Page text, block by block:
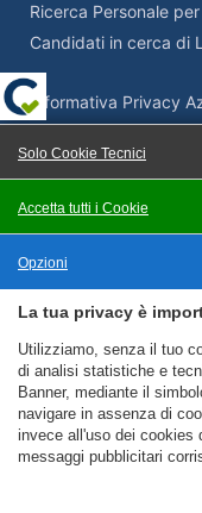
Ricerca Personale
Candidati in cerca di
Informativa Privacy
Adempimenti Privacy
Come pubblicare
Servizi Privacy
Consulenza Privacy
Adeguamento Privacy
La tua privacy è
Utilizziamo, senza il tuo
di analisi statistiche e
Banner, mediante il
navigare in assenza di
invece all'uso dei cookies
messaggi pubblicitari
Accetta tutti i Cookie
Solo Cookie Tecnici
Salva
Opzioni
Nascondi Opzioni